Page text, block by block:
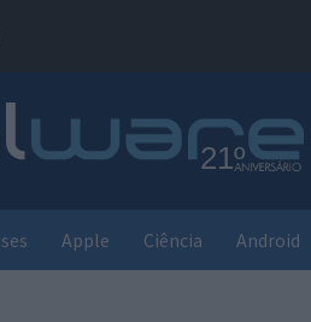
Apple Ciência Android